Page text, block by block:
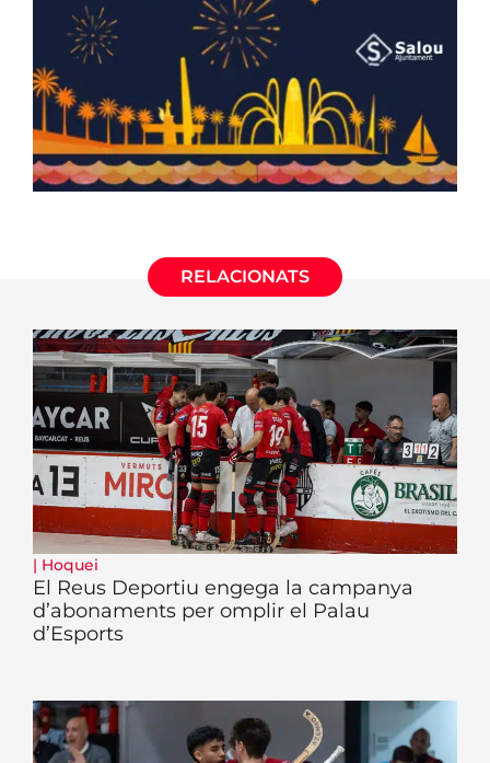
RELACIONATS
| Hoquei
El Reus Deportiu engega la campanya
d’abonaments per omplir el Palau
d’Esports